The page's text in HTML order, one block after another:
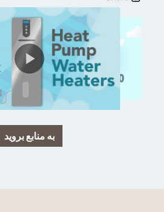
به منابع بروید